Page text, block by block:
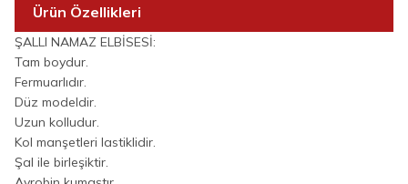
Ürün Özellikleri
ŞALLI NAMAZ ELBİSESİ:
Tam boydur.
Fermuarlıdır.
Düz modeldir.
Uzun kolludur.
Kol manşetleri lastiklidir.
Şal ile birleşiktir.